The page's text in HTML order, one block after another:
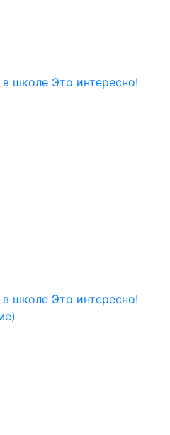
в школе Это интересно!
в школе Это интересно!